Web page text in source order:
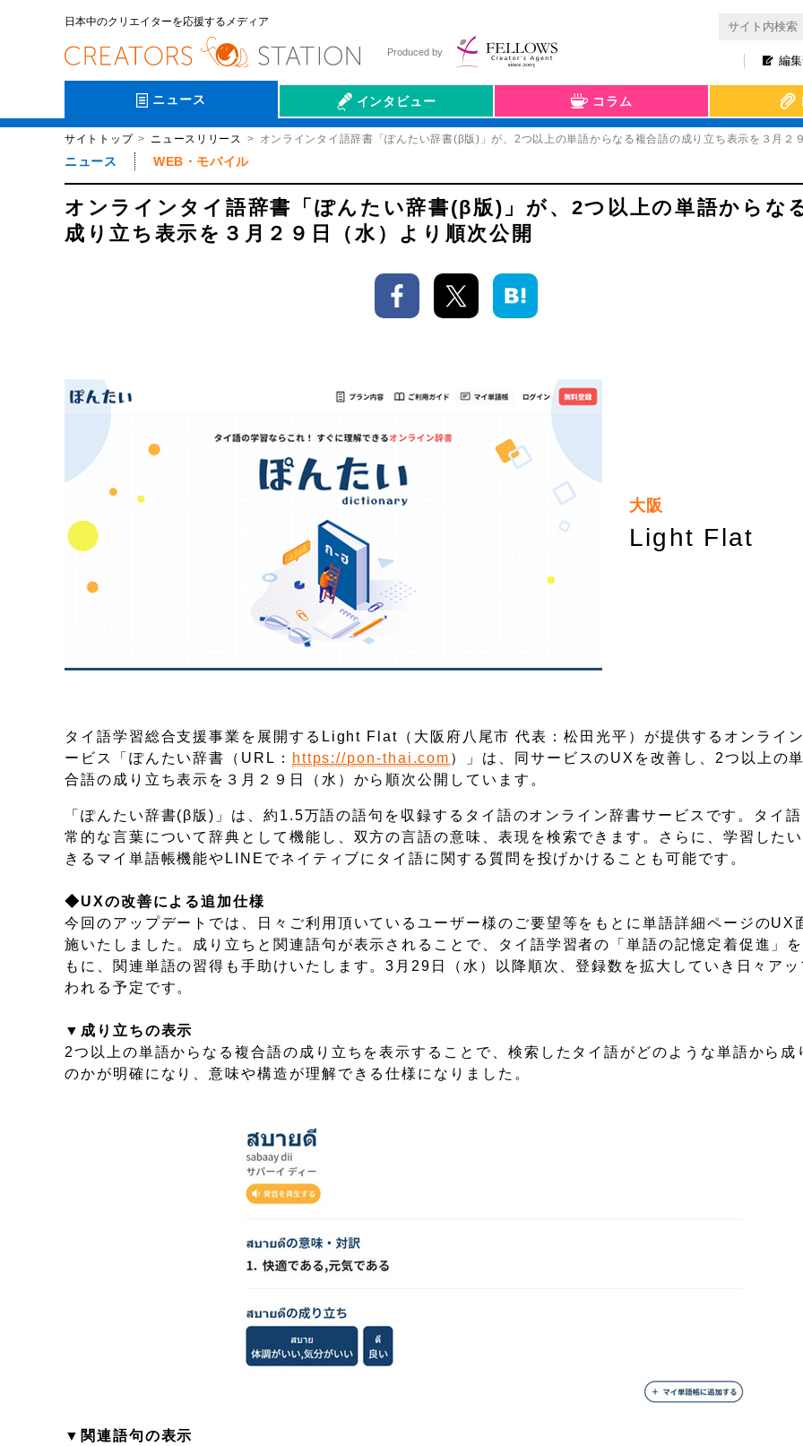
日本中のクリエイターを応援するメディア
編
Produced by
ニュース インタビュー
会社伝
コラム
サイトトップ ニュースリリース オンラインタイ語辞書「ぽんたい辞書(β版)」が、2つ以上の単語からなる複合語の成り立ち表示を３月２
ニュース WEB・モバイル
オンラインタイ語辞書「ぽんたい辞書(β版)」が、2つ以上の単語からな
成り立ち表示を３月２９日（水）より順次公開
大阪
Light Flat
タイ語学習総合支援事業を展開するLight Flat（大阪府八尾市 代表：松田光平）が提供するオンライ
ービス「ぽんたい辞書（URL：
https://pon-thai.com ）」は、同サービスのUXを改善し、2つ以上の
合語の成り立ち表示を３月２９日（水）から順次公開しています。
「ぽんたい辞書(β版)」は、約1.5万語の語句を収録するタイ語のオンライン辞書サービスです。タイ語
常的な言葉について辞典として機能し、双方の言語の意味、表現を検索できます。さらに、学習した
きるマイ単語帳機能やLINEでネイティブにタイ語に関する質問を投げかけることも可能です。
◆UXの改善による追加仕様
今回のアップデートでは、日々ご利用頂いているユーザー様のご要望等をもとに単語詳細ページのUX
施いたしました。成り立ちと関連語句が表示されることで、タイ語学習者の「単語の記憶定着促進」
もに、関連単語の習得も手助けいたします。3月29日（水）以降順次、登録数を拡大していき日々ア
われる予定です。
▼成り立ちの表示
2つ以上の単語からなる複合語の成り立ちを表示することで、検索したタイ語がどのような単語から成
のかが明確になり、意味や構造が理解できる仕様になりました。
▼関連語句の表示